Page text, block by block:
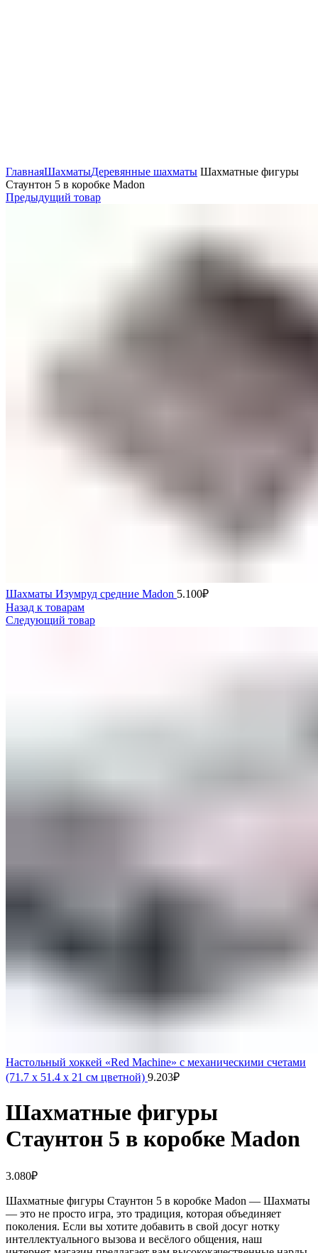
ГлавнаяШахматыДеревянные шахматы Шахматные фигуры
Стаунтон 5 в коробке Madon
Предыдущий товар
Шахматы Изумруд средние Madon 5.100₽
Назад к товарам
Следующий товар
Настольный хоккей «Red Machine» с механическими счетами
(71.7 x 51.4 x 21 см цветной) 9.203₽
Шахматные фигуры
Стаунтон 5 в коробке Madon
3.080₽
Шахматные фигуры Стаунтон 5 в коробке Madon — Шахматы
— это не просто игра, это традиция, которая объединяет
поколения. Если вы хотите добавить в свой досуг нотку
интеллектуального вызова и весёлого общения, наш